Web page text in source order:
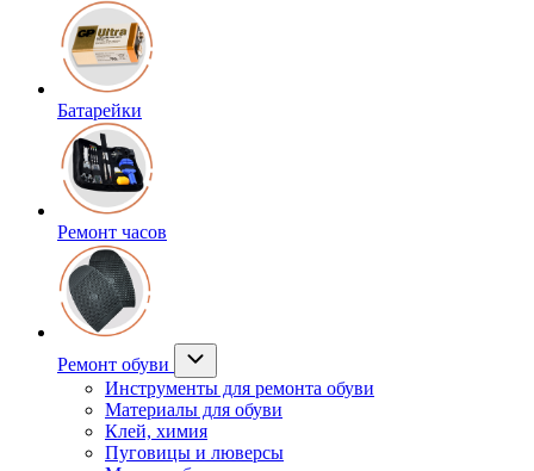
Батарейки
Ремонт часов
Ремонт обуви
Инструменты для ремонта обуви
Материалы для обуви
Клей, химия
Пуговицы и люверсы